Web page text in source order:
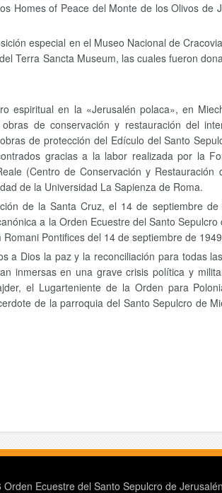
Homes of Peace del Monte de los Olivos de
especial en el Museo Nacional de
Terra Sancta Museum, las cuales fueron
espiritual en la «Jerusalén polaca», en
de conservación y restauración del
de protección del Edículo del Santo
gracias a la labor realizada por la
(Centro de Conservación y
de la Universidad La Sapienza de Roma.
de la Santa Cruz, el 14 de septiembre
a la Orden Ecuestre del Santo
Pontifices del 14 de septiembre de
a Dios la paz y la reconciliación para todas
inmersas en una grave crisis política y
el Lugarteniente de la Orden para
de la parroquia del Santo Sepulcro de
Ecuestre del Santo Sepulcro de Jerusalén